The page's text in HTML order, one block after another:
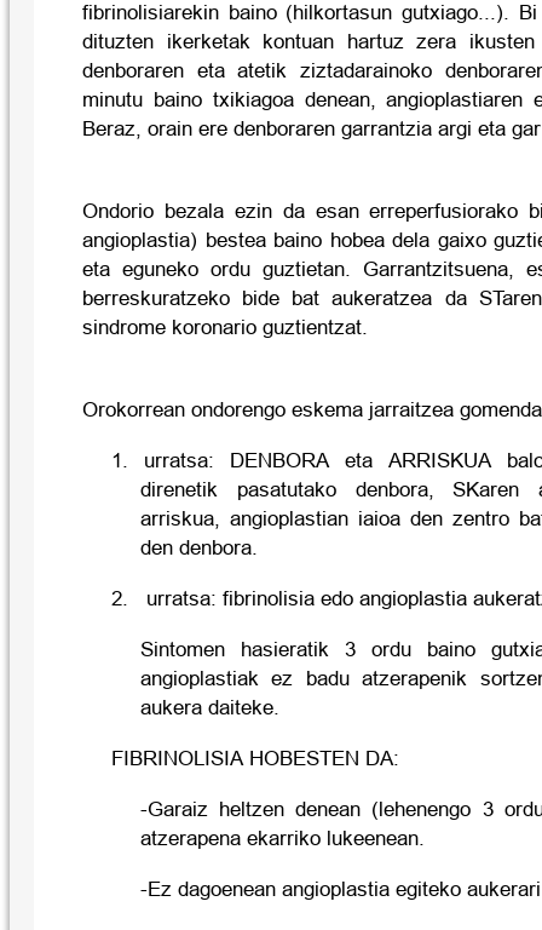
fibrinolisiarekin baino (hilkortasun gutxiago...).
dituzten ikerketak kontuan hartuz zera
denboraren eta atetik ziztadarainoko
minutu baino txikiagoa denean, angioplastiaren
Beraz, orain ere denboraren garrantzia argi eta
Ondorio bezala ezin da esan erreperfusiorako
angioplastia) bestea baino hobea dela gaixo
eta eguneko ordu guztietan. Garrantzitsuena,
berreskuratzeko bide bat aukeratzea da
sindrome koronario guztientzat.
Orokorrean ondorengo eskema jarraitzea
1. urratsa: DENBORA eta ARRISKUA
direnetik pasatutako denbora, SKaren
arriskua, angioplastian iaioa den zentro
den denbora.
2. urratsa: fibrinolisia edo angioplastia
Sintomen hasieratik 3 ordu baino
angioplastiak ez badu atzerapenik
aukera daiteke.
FIBRINOLISIA HOBESTEN DA:
-Garaiz heltzen denean (lehenengo 3
atzerapena ekarriko lukeenean.
-Ez dagoenean angioplastia egiteko